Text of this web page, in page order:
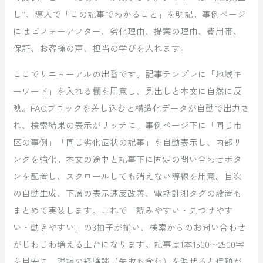
し”、導入で「この記事でわかること」を明記。事例ページ
にはビフォーアフター、劣化理由、提案の理由、費用帯、
保証、お客様の声、担当の学びを入れます。
ここでリニューアルの出番です。記事テンプレに「地域キ
ーワード」を入れる欄を用意し、見出しと本文に自然に反
映。FAQブロックを差し込むと構造化データが自動で出力さ
れ、検索結果の表示がリッチに。事例ページ下に「同じ市
区の事例」「同じ劣化症状の記事」を自動表示し、内部リ
ンクを強化。本文の途中と記事下に固定の問い合わせボタ
ンを配置し、スクロールしても消えない導線を用意。目次
の自動生成、下層の表示速度改善、電話計測タグの設置も
まとめて実装します。これで「読みやすい・見つけやす
い・動きやすい」の3拍子が揃い、検索からのお問い合わせ
がじわじわ増える土台になります。記事は1本1500〜2500字